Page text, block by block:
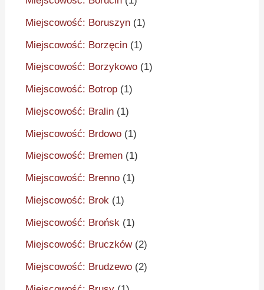
Miejscowość: Boruszyn (1)
Miejscowość: Borzęcin (1)
Miejscowość: Borzykowo (1)
Miejscowość: Botrop (1)
Miejscowość: Bralin (1)
Miejscowość: Brdowo (1)
Miejscowość: Bremen (1)
Miejscowość: Brenno (1)
Miejscowość: Brok (1)
Miejscowość: Brońsk (1)
Miejscowość: Bruczków(2)
Miejscowość: Brudzewo (2)